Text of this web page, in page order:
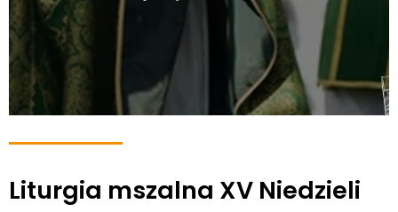
Liturgia mszalna XV Niedzieli